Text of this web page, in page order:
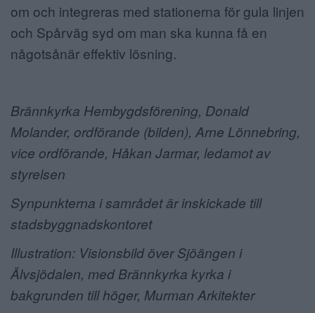
om och integreras med stationerna för gula linjen
och Spårväg syd om man ska kunna få en
någotsånär effektiv lösning.
Brännkyrka Hembygdsförening, Donald
Molander, ordförande (bilden), Arne Lönnebring,
vice ordförande, Håkan Jarmar, ledamot av
styrelsen
Synpunkterna i samrådet är inskickade till
stadsbyggnadskontoret
Illustration: Visionsbild över Sjöängen i
Älvsjödalen, med Brännkyrka kyrka i
bakgrunden till höger, Murman Arkitekter